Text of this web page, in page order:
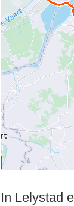
In Lelystad